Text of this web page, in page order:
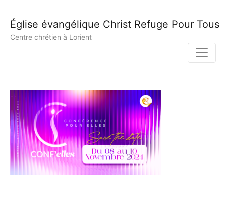
Église évangélique Christ Refuge Pour Tous
Centre chrétien à Lorient